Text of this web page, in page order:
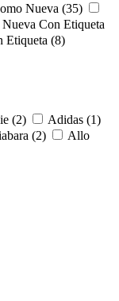
Nueva (35)
Nueva Con Etiqueta
Etiqueta (8)
(2)
Adidas (1)
(2)
Allo